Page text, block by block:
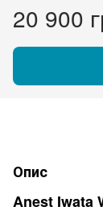
20 900
Опис
Anest Iwata